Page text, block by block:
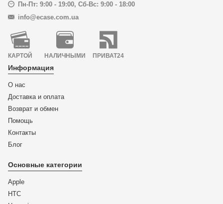
Пн-Пт: 9:00 - 19:00, Сб-Вс: 9:00 - 18:00
info@ecase.com.ua
КАРТОЙ НАЛИЧНЫМИ ПРИВАТ24
Информация
О нас
Доставка и оплата
Возврат и обмен
Помощь
Контакты
Блог
Основные категории
Apple
HTC